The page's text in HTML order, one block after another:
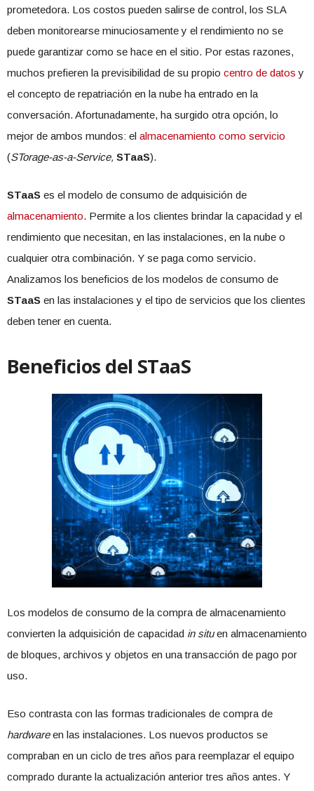
prometedora. Los costos pueden salirse de control, los SLA
deben monitorearse minuciosamente y el rendimiento no se
puede garantizar como se hace en el sitio. Por estas razones,
muchos prefieren la previsibilidad de su propio centro de datos y
el concepto de repatriación en la nube ha entrado en la
conversación. Afortunadamente, ha surgido otra opción, lo
mejor de ambos mundos: el almacenamiento como servicio
(STorage-as-a-Service, STaaS).
STaaS es el modelo de consumo de adquisición de
almacenamiento. Permite a los clientes brindar la capacidad y el
rendimiento que necesitan, en las instalaciones, en la nube o
cualquier otra combinación. Y se paga como servicio.
Analizamos los beneficios de los modelos de consumo de
STaaS en las instalaciones y el tipo de servicios que los clientes
deben tener en cuenta.
Beneficios del STaaS
Los modelos de consumo de la compra de almacenamiento
convierten la adquisición de capacidad in situen almacenamiento
de bloques, archivos y objetos en una transacción de pago por
uso.
Eso contrasta con las formas tradicionales de compra de
hardwareen las instalaciones. Los nuevos productos se
compraban en un ciclo de tres años para reemplazar el equipo
comprado durante la actualización anterior tres años antes. Y